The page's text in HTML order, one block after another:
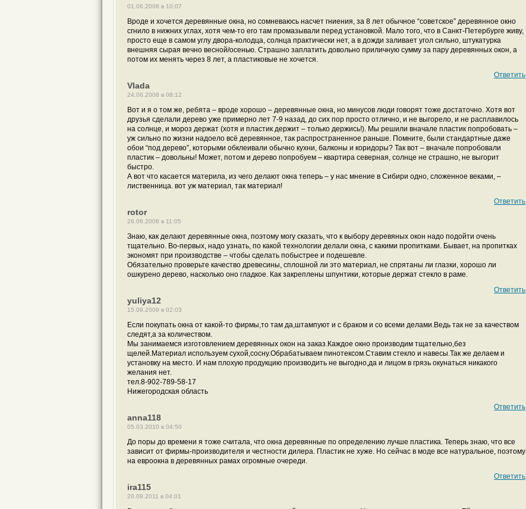
01.06.2008 в 10:07
Вроде и хочется деревянные окна, но сомневаюсь насчет гниения, за 8 лет обычное “советское” деревянное окно
сгнило в нижних углах, хотя чем-то его там промазывали перед установкой. Мало того, что в Санкт-Петербурге живу,
просто еще в самом углу двора-колодца, солнца практически нет, а в дожди заливает угол сильно, штукатурка
внешняя сырая вечно весной/осенью. Страшно заплатить довольно приличную сумму за пару деревянных окон, а
потом их менять через 8 лет, а пластиковые не хочется.
Ответить
Vlada
24.06.2008 в 08:12
Вот и я о том же, ребята – вроде хорошо – деревянные окна, но минусов люди говорят тоже достаточно. Хотя вот
друзья сделали дерево уже примерно лет 7-9 назад, до сих пор просто отлично, и не выгорело, и не расплавилось
на солнце, и мороз держат (хотя и пластик держит – только держись!). Мы решили вначале пластик попробовать –
уж сильно по жизни надоело всё деревянное, так распространенное раньше. Помните, были стандартные даже
обои “под дерево”, которыми обклеивали обычно кухни, балконы и коридоры? Так вот – вначале попробовали
пластик – довольны! Может, потом и дерево попробуем – квартира северная, солнце не страшно, не выгорит
быстро.
А вот что касается материла, из чего делают окна теперь – у нас мнение в Сибири одно, сложенное веками, –
лиственница. вот уж материал, так материал!
Ответить
rotor
26.06.2008 в 11:05
Знаю, как делают деревянные окна, поэтому могу сказать, что к выбору деревяных окон надо подойти очень
тщательно. Во-первых, надо узнать, по какой технологии делали окна, с какими пропитками. Бывает, на пропитках
экономят при производстве – чтобы сделать побыстрее и подешевле.
Обязательно проверьте качество древесины, сплошной ли это материал, не спрятаны ли глазки, хорошо ли
ошкурено дерево, насколько оно гладкое. Как закреплены шпунтики, которые держат стекло в раме.
Ответить
yuliya12
15.09.2009 в 02:03
Если покупать окна от какой-то фирмы,то там да,штампуют и с браком и со всеми делами.Ведь так не за качеством
следят,а за количеством.
Мы занимаемся изготовлением деревянных окон на заказ.Каждое окно производим тщательно,без
щелей.Материал используем сухой,сосну.Обрабатываем пинотексом.Ставим стекло и навесы.Так же делаем и
установку на место. И нам плохую продукцию производить не выгодно,да и лицом в грязь окунаться никакого
желания нет.
тел.8-902-789-58-17
Нижегородская область
Ответить
anna118
05.03.2010 в 04:50
До поры до времени я тоже считала, что окна деревянные по определению лучше пластика. Теперь знаю, что все
зависит от фирмы-производителя и честности дилера. Пластик не хуже. Но сейчас в моде все натуральное, поэтому
на евроокна в деревянных рамах огромные очереди.
Ответить
ira115
20.09.2011 в 04:01